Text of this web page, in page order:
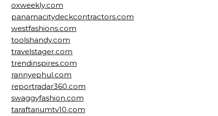
oxweekly.com
panamacitydeckcontractors.com
westfashions.com
toolshandy.com
travelstager.com
trendinspires.com
rannyephul.com
reportradar360.com
swaggyfashion.com
taraftariumtv10.com